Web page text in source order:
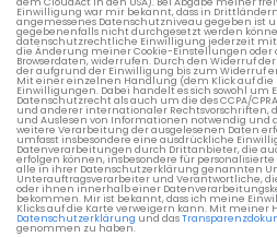
Einwilligung war mir bekannt, dass in
angemessenes Datenschutzniveau gegeben ist
gegebenenfalls nicht durchgesetzt werden
datenschutzrechtliche Einwilligung jederzeit mit
die Änderung meiner Cookie-Einstellungen oder
Browserdaten, widerrufen. Durch den Widerruf
der aufgrund der Einwilligung bis zum Widerruf
Mit einer einzelnen Handlung (dem Klick auf
Einwilligungen. Dabei handelt es sich sowohl um
Datenschutzrecht als auch um die des CCPA/
und anderer internationaler Rechtsvorschriften,
und Auslesen von Informationen notwendig und
weitere Verarbeitung der ausgelesenen Daten
umfasst insbesondere eine ausdrückliche
Datenverarbeitungen durch Drittanbieter, die
erfolgen können, insbesondere für
alle in ihrer Datenschutzerklärung genannten
Unterauftragsverarbeiter und Verantwortliche,
oder ihnen innerhalb einer
bekommen. Mir ist bekannt, dass ich meine
Klicks auf die Karte verweigern kann. Mit meiner
Datenschutzerklärung und das
genommen zu haben.